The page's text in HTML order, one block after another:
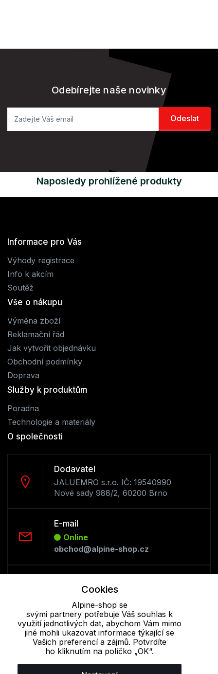
Odebírejte naše novinky
Naposledy prohlížené produkty
Informace pro Vás
Výhody registrace
Info k akcím
Soutěž
Vše o nákupu
Výměna zboží
Reklamační řád
Jak vytvořit objednávku
Obchodní podmínky
Doprava
Služby k produktům
Poradna
Technologie a materiály
O společnosti
Dodavatel
JALUEMRO s.r.o. IČ: 19540990
Nové sady 988/2, 60200 Brno
E-mail
Online
obchod@alpine-shop.cz
Online
+420 530 334 493
Cookie - podrobné nastavení|Další informace| Ochrana osobních
Cookies
Alpine-shop se
svými partnery potřebuje Váš souhlas k
využití jednotlivých dat, abychom Vám mimo
jiné mohli ukazovat informace týkající se
Vašich preferencí a zájmů. Potvrdíte
ho kliknutím na políčko „OK“.